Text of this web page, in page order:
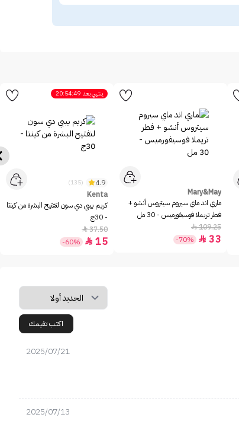
Mary&May
ماري اند ماي سيروم سيتروس أنشو +
فطر تريملا فوسيفورميس - 30 مل
109.25

33

-70%
ينتهي بعد 20:54:49
4.9
(135)
Kenta
كريم بيبي دي سون لتفتيح البشرة من كينتا
- 30ج
37.50

15

-60%
اكتب تقيمك
2025/07/21
2025/07/13